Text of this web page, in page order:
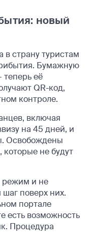
новый
в страну туристам
Бумажную
теперь её
QR-код,
контроле.
включая
на 45 дней, и
Освобождены
не будут
режим и не
поверх них.
портале
есть возможность
Процедура